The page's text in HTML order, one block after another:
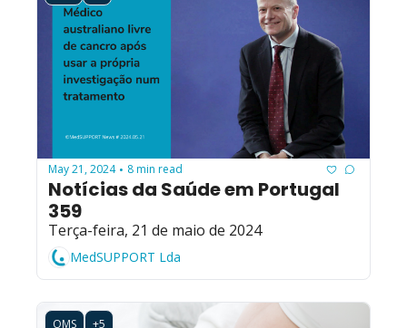
May 21, 2024 • 8 min read
Notícias da Saúde em Portugal
359
Terça-feira, 21 de maio de 2024
MedSUPPORT Lda
OMS +5